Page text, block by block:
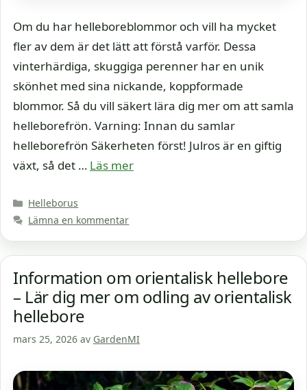
Om du har helleboreblommor och vill ha mycket
fler av dem är det lätt att förstå varför. Dessa
vinterhärdiga, skuggiga perenner har en unik
skönhet med sina nickande, koppformade
blommor. Så du vill säkert lära dig mer om att samla
helleborefrön. Varning: Innan du samlar
helleborefrön Säkerheten först! Julros är en giftig
växt, så det … Läs mer
Kategorier
Helleborus
Lämna en kommentar
Information om orientalisk hellebore
– Lär dig mer om odling av orientalisk
hellebore
mars 25, 2026 av GardenMI